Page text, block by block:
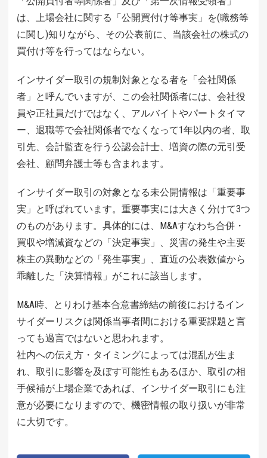
は、上場会社に関する「公開買付け等事実」を(職務等
に関し)知りながら、その公表前に、当該会社の株式の
買付け等を行ってはならない。
インサイダー取引の規制対象となる者を「会社関係
者」と呼んでいますが、この会社関係者には、会社役
員や正社員だけではなく、アルバイトやパートタイマ
ー、退職等で会社関係者でなくなって1年以内の者、取
引先、会計監査を行う公認会計士、増資の際の元引受
会社、顧問弁護士等も含まれます。
インサイダー取引の対象となる未公開情報は「重要事
実」と呼ばれています。重要事実には大きく分けて3つ
のものがあります。具体的には、M&Aすなわち合併・
買収や増減資などの「決定事実」、災害の発生や主要
株主の異動などの「発生事実」、直近の公表数値から
乖離した「決算情報」がこれに該当します。
M&A時、とりわけ基本合意書締結の前後におけるイン
サイダーリスクは関係当事者間における重要課題と言
っても過言ではないと思われます。
社内への伝え方・タイミングによっては混乱が生ま
れ、取引に影響を及ぼす可能性もあるほか、取引の相
手候補が上場企業であれば、インサイダー取引にも注
意が必要になりますので、機密情報の取り扱いが非常
に大切です。